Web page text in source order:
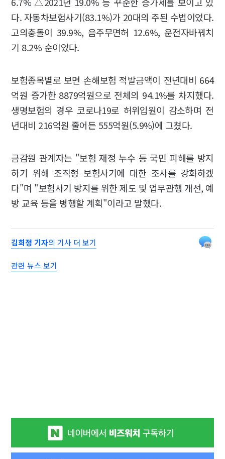
다. 자동차보험사기(83.1%)가 20대의 주된 수법이었다.
고의충돌이 39.9%, 음주무면허 12.6%, 운전자바꿔치
기 8.2% 순이었다.
보험종목별로 보면 손해보험 적발금액이 전년대비 664
억원 증가한 8879억원으로 전체의 94.1%를 차지했다.
생명보험의 경우 코로나19로 허위입원이 감소하며 전
년대비 216억원 줄어든 555억원(5.9%)에 그쳤다.
금감원 관계자는 "보험 재정 누수 등 국민 피해를 방지
하기 위해 조직형 보험사기에 대한 조사를 강화하겠
다"며 "보험사기 방지를 위한 제도 및 업무관행 개선, 예
방 교육 등을 병행할 계획"이라고 말했다.
김희정 기자의 기사 더 보기
관련 뉴스 보기